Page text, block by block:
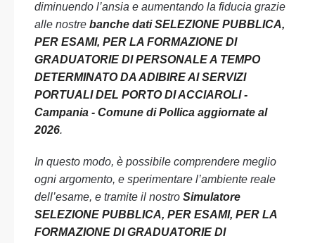
diminuendo l’ansia e aumentando la fiducia grazie
alle nostre banche dati SELEZIONE PUBBLICA,
PER ESAMI, PER LA FORMAZIONE DI
GRADUATORIE DI PERSONALE A TEMPO
DETERMINATO DA ADIBIRE AI SERVIZI
PORTUALI DEL PORTO DI ACCIAROLI -
Campania - Comune di Pollica aggiornate al
2026.
In questo modo, è possibile comprendere meglio
ogni argomento, e sperimentare l’ambiente reale
dell’esame, e tramite il nostro Simulatore
SELEZIONE PUBBLICA, PER ESAMI, PER LA
FORMAZIONE DI GRADUATORIE DI